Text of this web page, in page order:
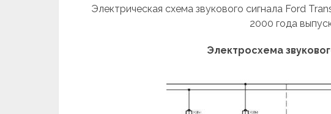
Электрическая схема звукового сигнала Ford
2000 года
Электросхема